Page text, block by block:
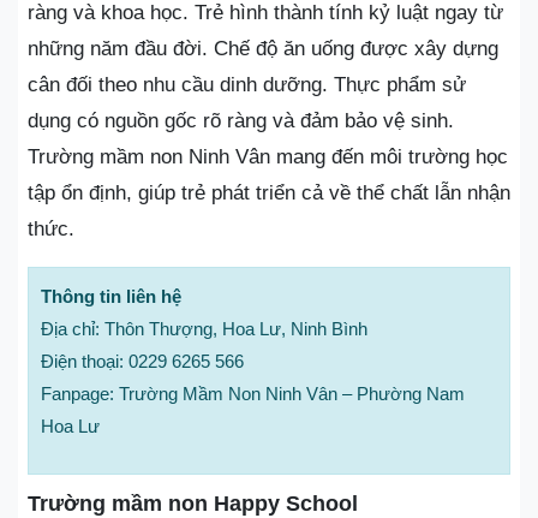
ràng và khoa học. Trẻ hình thành tính kỷ luật ngay từ
những năm đầu đời. Chế độ ăn uống được xây dựng
cân đối theo nhu cầu dinh dưỡng. Thực phẩm sử
dụng có nguồn gốc rõ ràng và đảm bảo vệ sinh.
Trường mầm non Ninh Vân mang đến môi trường học
tập ổn định, giúp trẻ phát triển cả về thể chất lẫn nhận
thức.
Thông tin liên hệ
Địa chỉ: Thôn Thượng, Hoa Lư, Ninh Bình
Điện thoại: 0229 6265 566
Fanpage: Trường Mầm Non Ninh Vân – Phường Nam
Hoa Lư
Trường mầm non Happy School